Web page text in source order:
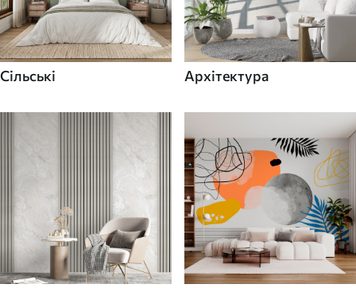
Сільські Архітектура